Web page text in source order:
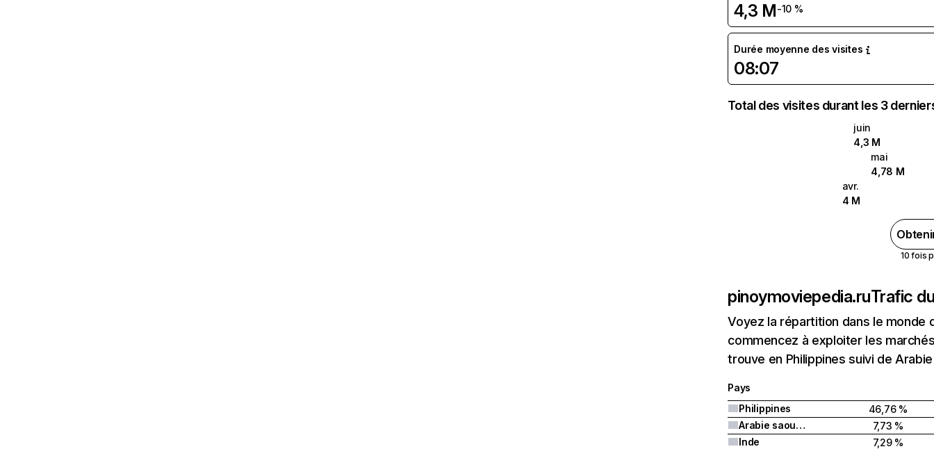
4,3 M-10 %
Durée moyenne des visites
08:07
Total des visites durant les 3
juin
4,3 M
mai
4,78 M
avr.
4 M
10 fois
pinoymoviepedia.ruTrafic
Voyez la répartition dans le
commencez à exploiter les
trouve en Philippines suivi de
Pays
Philippines
46,76 %
Arabie saoudite
7,73 %
Inde
7,29 %